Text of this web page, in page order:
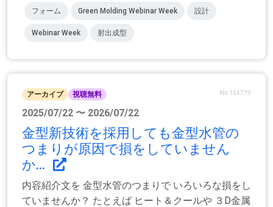
フォーム Green Molding Webinar Week 設計
Webinar Week 射出成型
アーカイブ 視聴無料 No.154779
2025/07/22 〜 2026/07/22
金型新技術を採用しても金型水管の
つまりが原因で損をしていません
か...
内容紹介文を 金型水管のつまりで いろいろな損をし
ていませんか？ たとえば ヒート＆クールや ３D金属